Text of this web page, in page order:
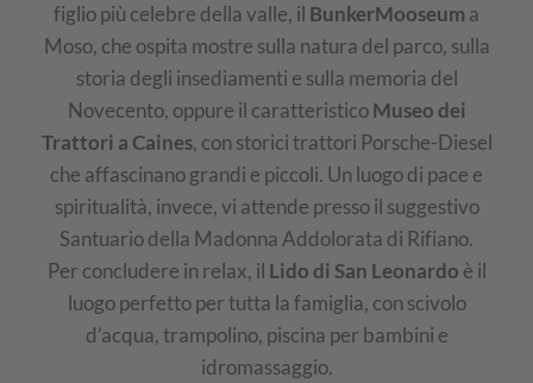
figlio più celebre della valle, il BunkerMooseum a
Moso, che ospita mostre sulla natura del parco, sulla
storia degli insediamenti e sulla memoria del
Novecento, oppure il caratteristicoMuseo dei
Trattori a Caines, con storici trattori Porsche-Diesel
che affascinano grandi e piccoli. Un luogo di pace e
spiritualità, invece, vi attende presso il suggestivo
Santuario della Madonna Addolorata di Rifiano.
Per concludere in relax, il Lido di San Leonardo è il
luogo perfetto per tutta la famiglia, con scivolo
d’acqua, trampolino, piscina per bambini e
idromassaggio.